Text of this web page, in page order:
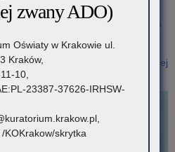
1 lipca 2026
Czytaj więcej
zwany ADO)
Oświaty w Krakowie ul.
Kraków,
10,
23387-37626-IRHSW-
KOKrakow/skrytka